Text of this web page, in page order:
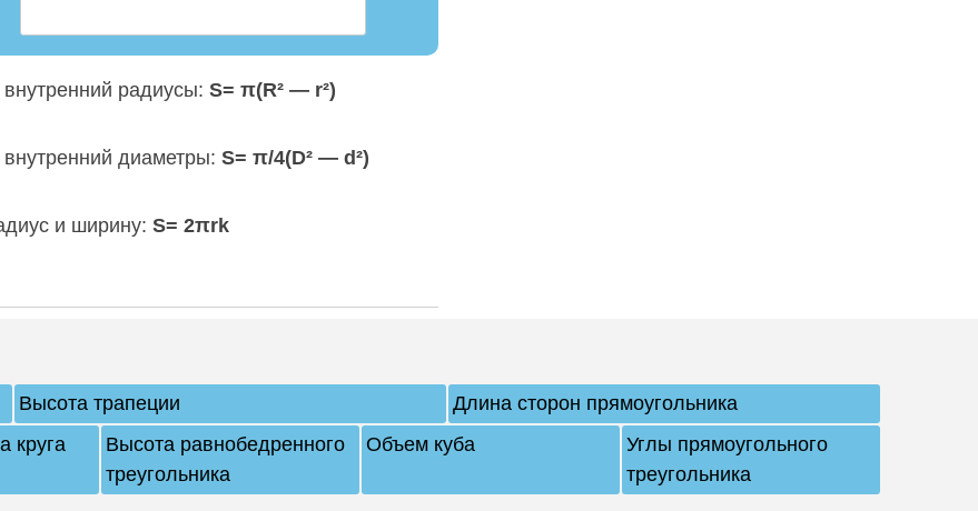
радиусы: S= π(R² — r²)
диаметры: S= π/4(D² — d²)
и ширину: S= 2πrk
Высота трапеции
Длина сторон прямоугольника
круга
Высота равнобедренного
треугольника
Объем куба
Углы прямоугольного
треугольника